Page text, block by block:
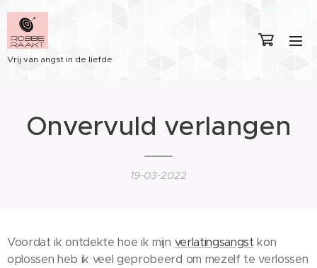
Vrij van angst in de liefde
Onvervuld verlangen
19-03-2022
Voordat ik ontdekte hoe ik mijn verlatingsangst kon
oplossen heb ik veel geprobeerd om mezelf te verlossen